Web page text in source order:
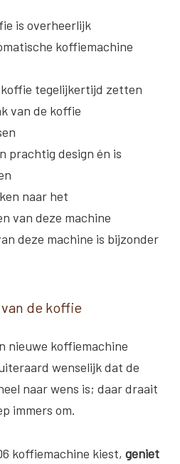
is overheerlijk
koffiemachine
tegelijkertijd zetten
van de koffie
prachtig design én is
naar het
van deze machine
deze machine is bijzonder
de koffie
nieuwe koffiemachine
wenselijk dat de
naar wens is; daar draait
immers om.
koffiemachine kiest, geniet